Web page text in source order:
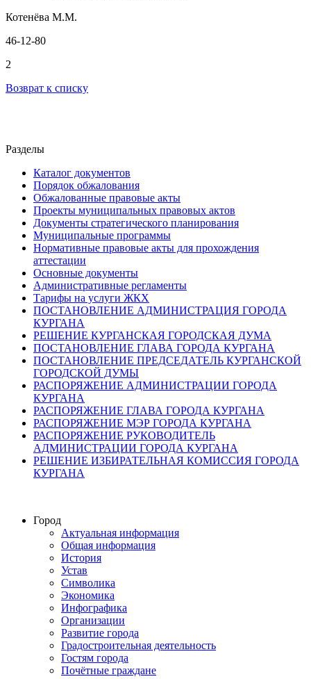
Котенёва М.М.
46-12-80
2
Возврат к списку
Разделы
Каталог документов
Порядок обжалования
Обжалованные правовые акты
Проекты муниципальных правовых актов
Документы стратегического планирования
Муниципальные программы
Нормативные правовые акты для прохождения
аттестации
Основные документы
Административные регламенты
Тарифы на услуги ЖКХ
ПОСТАНОВЛЕНИЕ АДМИНИСТРАЦИЯ ГОРОДА
КУРГАНА
РЕШЕНИЕ КУРГАНСКАЯ ГОРОДСКАЯ ДУМА
ПОСТАНОВЛЕНИЕ ГЛАВА ГОРОДА КУРГАНА
ПОСТАНОВЛЕНИЕ ПРЕДСЕДАТЕЛЬ КУРГАНСКОЙ
ГОРОДСКОЙ ДУМЫ
РАСПОРЯЖЕНИЕ АДМИНИСТРАЦИИ ГОРОДА
КУРГАНА
РАСПОРЯЖЕНИЕ ГЛАВА ГОРОДА КУРГАНА
РАСПОРЯЖЕНИЕ МЭР ГОРОДА КУРГАНА
РАСПОРЯЖЕНИЕ РУКОВОДИТЕЛЬ
АДМИНИСТРАЦИИ ГОРОДА КУРГАНА
РЕШЕНИЕ ИЗБИРАТЕЛЬНАЯ КОМИССИЯ ГОРОДА
КУРГАНА
Город
Актуальная информация
Общая информация
История
Устав
Символика
Экономика
Инфографика
Организации
Развитие города
Градостроительная деятельность
Гостям города
Почётные граждане